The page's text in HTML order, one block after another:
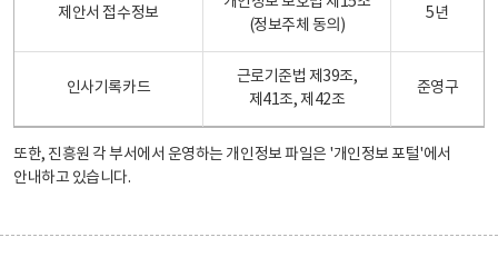
제안서 접수정보
(정보주체 동의)
5년
인사기록카드
근로기준법 제39조,
제41조, 제42조
준영구
또한, 진흥원 각 부서에서 운영하는 개인정보 파일은 '개인정보 포털'에서
안내하고 있습니다.